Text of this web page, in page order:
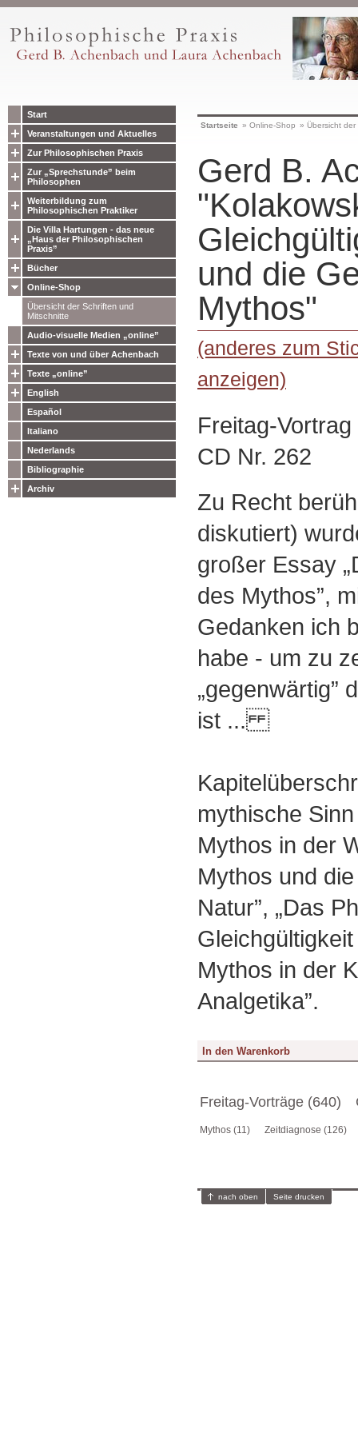
Start
Veranstaltungen und Aktuelles
Zur Philosophischen Praxis
Zur „Sprechstunde” beim
Philosophen
Weiterbildung zum
Philosophischen Praktiker
Die Villa Hartungen - das neue
„Haus der Philosophischen
Praxis”
Bücher
Online-Shop
Übersicht der Schriften und
Mitschnitte
Audio-visuelle Medien „online”
Texte von und über Achenbach
Texte „online”
English
Español
Italiano
Nederlands
Bibliographie
Archiv
Startseite » Online-Shop » Übersicht
Gerd B.
und die
Mythos"
(anderes zum
anzeigen)
Freitag-
CD Nr. 262
Zu Recht
diskutiert)
großer Essay
des Mythos”,
Gedanken ich
habe - um zu
„gegenwärtig”
ist ...
mythische
Mythos in der
Mythos und
Natur”, „Das
Gleichgültigkeit
Mythos in der
Analgetika”.
Freitag-Vorträge (640)
Mythos (11) Zeitdiagnose (126)
nach oben Seite drucken